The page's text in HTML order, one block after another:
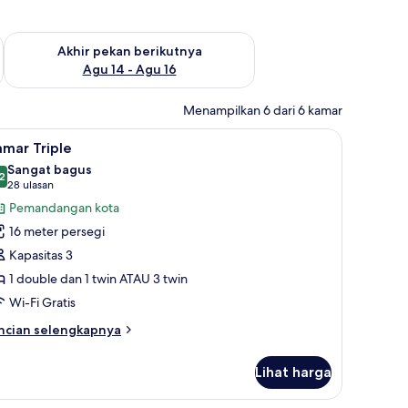
Agu 7 - Agu 9
Akhir pekan berikutnya
Agu 14 - Agu 16
Periksa ketersediaan untuk akhir pekan berikutnya Agu 14 -
Menampilkan 6 dari 6 kamar
brankas, dan meja kerja Seprai antialergi, bantalan ekstra lembut,
3 Triple
dari 10
Sangat bagus
28 ulasan
(28
ulasan)
Pemandangan kota
16 meter persegi
Kapasitas 3
1 double dan 1 twin ATAU 3 twin
Wi-Fi Gratis
selengkapnya
Lihat harga